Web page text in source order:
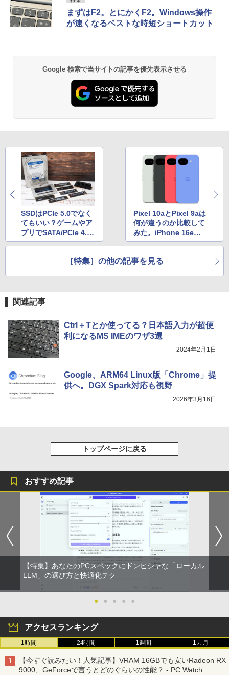
￥29,800
￥7,990
￥5,990
￥14,990
【2026年アップグレード版】AOKIMI ワイヤ
レスイヤホン bluetooth イヤホン V12 小型
軽量 ブルートゥースHi-Fi 最大36時間再生 ぶ
るーとゅーす コードレス ENCノイズキャン
セリング 自動ペアリング Type-C充電 マイク
付き 防水 タッチ式音量調整 スポーツ/通勤/通
学/WEB会議(ホワイト)
￥1,964
￥3,480
￥250
[Explicit]
￥250
On My Road (Stadium ver.)
￥250
ウォーター ペットボトル 静岡県産 500ミリリ
ットル (Smart Basic)
【Amazon.co.jp限定】 い・ろ・は・す 2L P
ET ラベルレス ×8本
￥1,112
art Basic)
￥1,625
by Amazon 天然水ラベルレス 2L×9本
￥1,117
【Amazon.co.jp限定】 伊藤園 磨かれて、澄
みきった日本の水 2L 8本 ラベルレス [ ケース
￥770
エース)
￥832
￥594
HUNTER×HUNTER モノクロ版 39 (ジャンプ
コミックスDIGITAL)
￥572
版ビッグガンガンコミックス)
まずはF2。とにかくF2。Windows操作
が速くなるベストな時短ショートカット
Google 検索で当サイトの記事を優先表示させる
SSDはPCIe 5.0でなく
てもいい？ゲームやア
プリでSATA/PCIe 4.0
と対決。実用性を検証
Pixel 10aとPixel 9aは
何が違うのか比較して
みた。iPhone 16eも
混ぜて
［特集］の他の記事を見る
関連記事
Ctrl＋Tとか使ってる？日本語入力が超便
利になるMS IMEのワザ3選
2024年2月1日
Google、ARM64 Linux版「Chrome」提
供へ。DGX Spark対応も視野
2026年3月16日
トップページに戻る
おすすめ記事
【特集】あなたのPCスペックにドンピシャな「ローカル
LLM」の選び方と快適化テク
● ● ● ● ●
アクセスランキング
1時間 24時間 1週間 1カ月
【今すぐ読みたい！人気記事】VRAM 16GBでも安いRadeon RX
9000、GeForceで言うとどのぐらいの性能？ - PC Watch